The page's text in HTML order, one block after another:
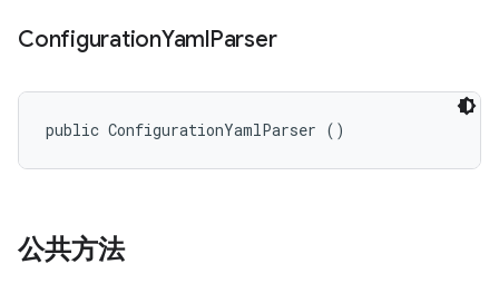
ConfigurationYamlParser
public ConfigurationYamlParser ()
公共方法